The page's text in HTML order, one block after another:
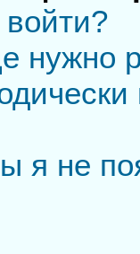
нужно
я не